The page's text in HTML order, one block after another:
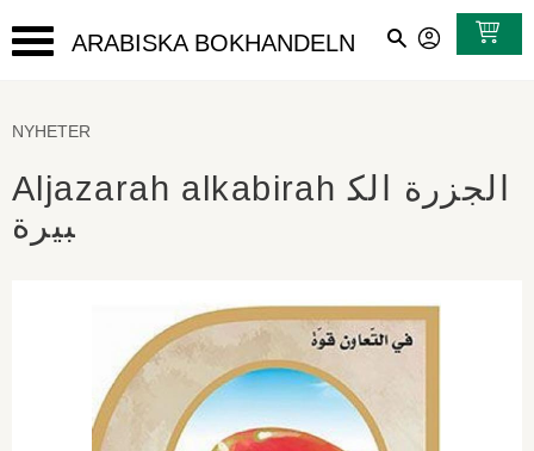
Meny ARABISKA BOKHANDELN
NYHETER
Aljazarah alkabirah الجزرة الك
بيرة